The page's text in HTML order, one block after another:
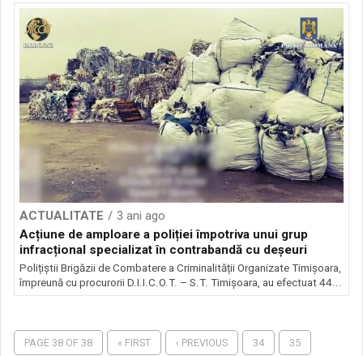
ACTUALITATE
3 ani ago
Acțiune de amploare a poliției împotriva unui grup
infracțional specializat în contrabandă cu deșeuri
Polițiștii Brigăzii de Combatere a Criminalității Organizate Timișoara,
împreună cu procurorii D.I.I.C.O.T. – S.T. Timișoara, au efectuat 44...
PAGE 38 OF 38 « FIRST ‹ PREVIOUS 34 35